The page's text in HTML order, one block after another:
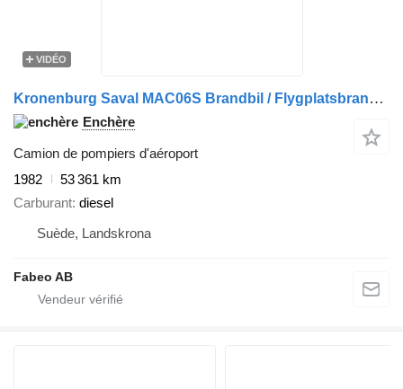
VIDÉO
Kronenburg Saval MAC06S Brandbil / Flygplatsbrandbil (132675)
Enchère
Camion de pompiers d'aéroport
1982
53 361 km
Carburant diesel
Suède, Landskrona
Fabeo AB